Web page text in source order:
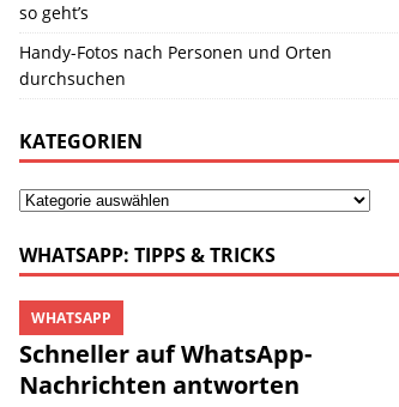
so geht’s
Handy-Fotos nach Personen und Orten
durchsuchen
KATEGORIEN
WHATSAPP: TIPPS & TRICKS
Schneller auf WhatsApp-
Nachrichten antworten
WHATSAPP